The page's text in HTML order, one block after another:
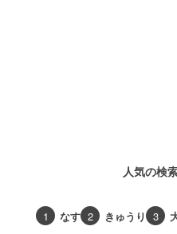
人気の検
1 なす 2 きゅうり 3